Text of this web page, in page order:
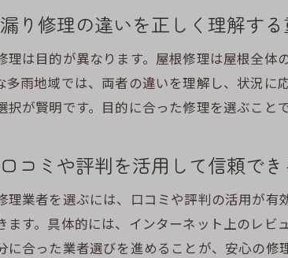
静岡市の屋根修
助成金を活用し
屋根修理の助成
補助金を最大限
住宅資産価値を守る
雨漏り修理と定
資産価値を維持
り修理の違いを正しく理解す
理は目的が異なります。屋根修理は屋根全
多雨地域では、両者の違いを理解し、状況
択が賢明です。目的に合った修理を選ぶこと
コミや評判を活用して信頼で
理業者を選ぶには、口コミや評判の活用が
ます。具体的には、インターネット上のレ
に合った業者選びを進めることが、安心の修